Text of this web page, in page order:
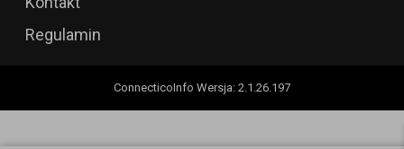
Regulamin
ConnecticoInfo Wersja: 2.1.26.197